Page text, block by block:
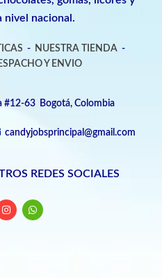
nivel nacional.
- NUESTRA TIENDA -
Y ENVIO
#12-63 Bogotá, Colombia
candyjobsprincipal@gmail.com
REDES SOCIALES